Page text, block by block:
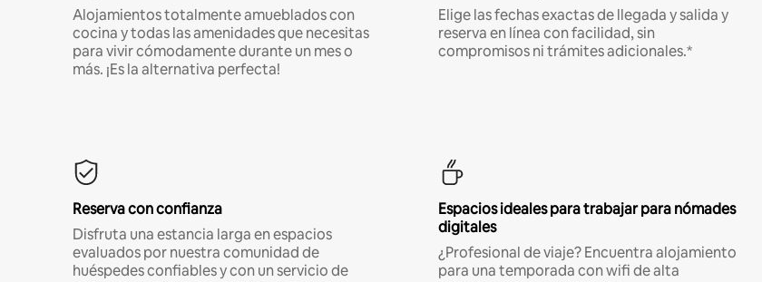
Alojamientos totalmente amueblados con
cocina y todas las amenidades que necesitas
para vivir cómodamente durante un mes o
más. ¡Es la alternativa perfecta!
Elige las fechas exactas de llegada y salida y
reserva en línea con facilidad, sin
compromisos ni trámites adicionales.*
Reserva con confianza
Disfruta una estancia larga en espacios
evaluados por nuestra comunidad de
huéspedes confiables y con un servicio de
Espacios ideales para trabajar para nómades
digitales
¿Profesional de viaje? Encuentra alojamiento
para una temporada con wifi de alta